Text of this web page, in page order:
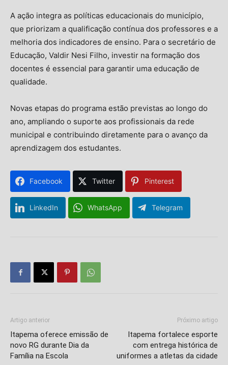
A ação integra as políticas educacionais do município,
que priorizam a qualificação contínua dos professores e a
melhoria dos indicadores de ensino. Para o secretário de
Educação, Valdir Nesi Filho, investir na formação dos
docentes é essencial para garantir uma educação de
qualidade.
Novas etapas do programa estão previstas ao longo do
ano, ampliando o suporte aos profissionais da rede
municipal e contribuindo diretamente para o avanço da
aprendizagem dos estudantes.
Facebook Twitter Pinterest
LinkedIn WhatsApp Telegram
Artigo anterior
Itapema oferece emissão de
novo RG durante Dia da
Família na Escola
Próximo artigo
Itapema fortalece esporte
com entrega histórica de
uniformes a atletas da cidade